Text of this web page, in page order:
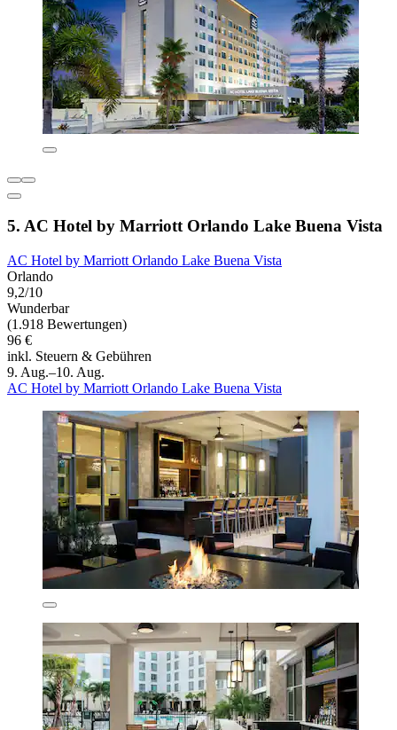
5. AC Hotel by Marriott Orlando Lake Buena Vista
AC Hotel by Marriott Orlando Lake Buena Vista
Orlando
9,2/10
Wunderbar
(1.918 Bewertungen)
96 €
inkl. Steuern & Gebühren
9. Aug.–10. Aug.
AC Hotel by Marriott Orlando Lake Buena Vista